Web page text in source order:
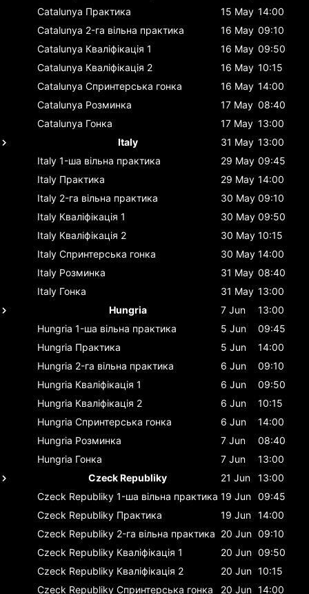
Catalunya Практика 15 May 14:00
Catalunya 2-га вільна практика 16 May 09:10
Catalunya Кваліфікація 1 16 May 09:50
Catalunya Кваліфікація 2 16 May 10:15
Catalunya Спринтерська гонка 16 May 14:00
Catalunya Розминка 17 May 08:40
Catalunya Гонка 17 May 13:00
Italy
31 May 13:00
Italy 1-ша вільна практика 29 May 09:45
Italy Практика 29 May 14:00
Italy 2-га вільна практика 30 May 09:10
Italy Кваліфікація 1 30 May 09:50
Italy Кваліфікація 2 30 May 10:15
Italy Спринтерська гонка 30 May 14:00
Italy Розминка 31 May 08:40
Italy Гонка 31 May 13:00
Hungria
7 Jun
13:00
Hungria 1-ша вільна практика 5 Jun
09:45
Hungria Практика 5 Jun
14:00
Hungria 2-га вільна практика 6 Jun
09:10
Hungria Кваліфікація 1 6 Jun
09:50
Hungria Кваліфікація 2 6 Jun
10:15
Hungria Спринтерська гонка 6 Jun
14:00
Hungria Розминка 7 Jun
08:40
Hungria Гонка 7 Jun
13:00
Czeck Republiky
21 Jun
13:00
Czeck Republiky 1-ша вільна практика 19 Jun 09:45
Czeck Republiky Практика 19 Jun 14:00
Czeck Republiky 2-га вільна практика 20 Jun 09:10
Czeck Republiky Кваліфікація 1 20 Jun 09:50
Czeck Republiky Кваліфікація 2 20 Jun 10:15
Czeck Republiky Спринтерська гонка 20 Jun 14:00